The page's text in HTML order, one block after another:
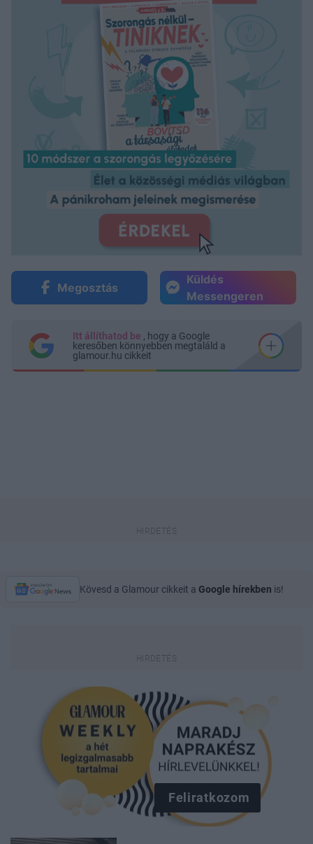
Megosztás
Küldés
Messengeren
Itt állíthatod be , hogy a Google
keresőben könnyebben megtaláld a
glamour.hu cikkeit
Kövesd a Glamour cikkeit a Google hírekben is!
Feliratkozom